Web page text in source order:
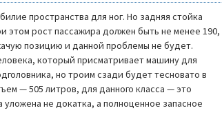
пространства для ног. Но задняя стойка
рост пассажира должен быть не менее 190,
позицию и данной проблемы не будет.
который присматривает машину для
но троим сзади будет тесновато в
— 505 литров, для данного класса — это
не докатка, а полноценное запасное